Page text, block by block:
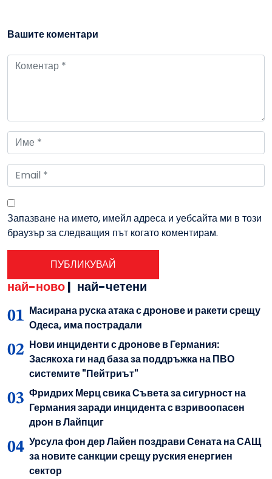
Вашите коментари
Запазване на името, имейл адреса и уебсайта ми в този
браузър за следващия път когато коментирам.
най-ново| най-четени
Масирана руска атака с дронове и ракети срещу
Одеса, има пострадали
Нови инциденти с дронове в Германия:
Засякоха ги над база за поддръжка на ПВО
системите "Пейтриът"
Фридрих Мерц свика Съвета за сигурност на
Германия заради инцидента с взривоопасен
дрон в Лайпциг
Урсула фон дер Лайен поздрави Сената на САЩ
за новите санкции срещу руския енергиен
сектор